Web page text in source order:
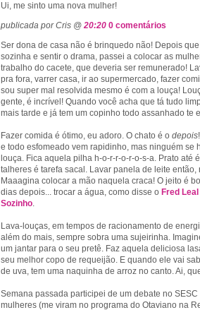
Ui, me sinto uma nova mulher!
publicada por Cris @ 20:20 0 comentários
Ser dona de casa não é brinquedo não! Depois
sozinha e sentir o drama, passei a colocar as
trabalho do cacete, que deveria ser remunerado!
pra fora, varrer casa, ir ao supermercado, fazer
sou super mal resolvida mesmo é com a louça!
gente, é incrível! Quando você acha que tá tudo
mais tarde e já tem um copinho todo assanhado te
Fazer comida é ótimo, eu adoro. O chato é o depois
e todo esfomeado vem rapidinho, mas ninguém se
louça. Fica aquela pilha h-o-r-r-o-r-o-s-a. Prato até
talheres é tarefa sacal. Lavar panela de leite então,
Maaagina colocar a mão naquela craca! O jeito é
dias depois... trocar a água, como disse o Fred Leal
Sozinho
Lava-louças, em tempos de racionamento de
além do mais, sempre sobra uma sujeirinha.
um jantar para o seu pretê. Faz aquela deliciosa
seu melhor copo de requeijão. E quando ele vai
de uva, tem uma naquinha de arroz no canto. Ai,
Semana passada participei de um debate no
mulheres (me viram no programa do Otaviano na